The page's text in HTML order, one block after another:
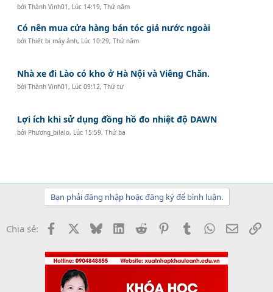
bởiThành Vinh01 , Lúc 14:19, Thứ năm
Có nên mua cửa hàng bán tóc giả nước ngoài
bởiThiết bị máy ảnh, Lúc 10:29, Thứ năm
Nhà xe đi Lào có kho ở Hà Nội và Viêng Chăn.
bởiThành Vinh01 , Lúc 09:12, Thứ tư
Lợi ích khi sử dụng đồng hồ đo nhiệt độ DAWN
bởi Phương_bilalo, Lúc 15:59, Thứ ba
Bạn phải đăng nhập hoặc đăng ký để bình luận.
Chia sẻ: Facebook BlueskyLinkedInReddit PinterestTumblrWhatsApp
Email